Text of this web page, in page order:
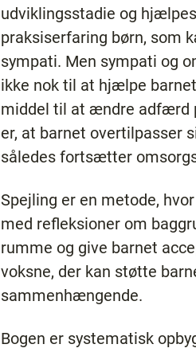
udviklingsstadie og
praksiserfaring børn, som
sympati. Men sympati og
ikke nok til at hjælpe
middel til at ændre adfærd
er, at barnet overtilpasser
således fortsætter
Spejling er en metode,
med refleksioner om
rumme og give barnet
voksne, der kan støtte
sammenhængende.
Bogen er systematisk